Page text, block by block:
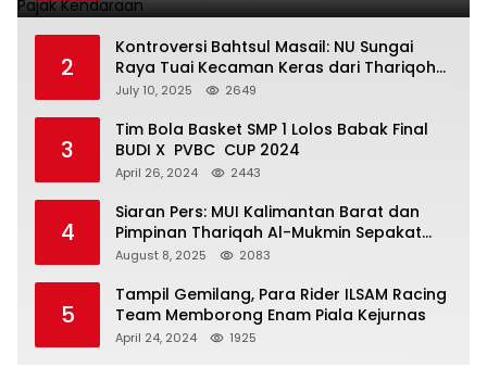
2
Kontroversi Bahtsul Masail: NU Sungai
Raya Tuai Kecaman Keras dari Thariqoh
Al Mu’min
July 10, 2025 2649
3
Tim Bola Basket SMP 1 Lolos Babak Final
BUDI X PVBC CUP 2024
April 26, 2024 2443
4
Siaran Pers: MUI Kalimantan Barat dan
Pimpinan Thariqah Al-Mukmin Sepakat
Jaga Umat
August 8, 2025 2083
5
Tampil Gemilang, Para Rider ILSAM Racing
Team Memborong Enam Piala Kejurnas
April 24, 2024 1925